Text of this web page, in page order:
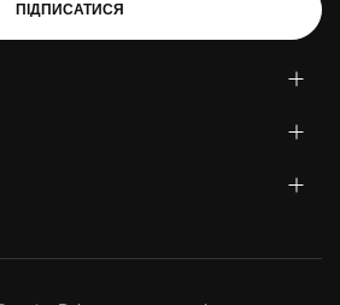
ПІДПИСАТИСЯ